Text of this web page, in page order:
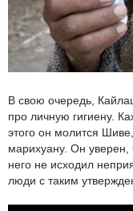
В свою очередь,
про личную гигиену.
этого он молится Шиве,
марихуану. Он уверен,
него не исходил
люди с таким